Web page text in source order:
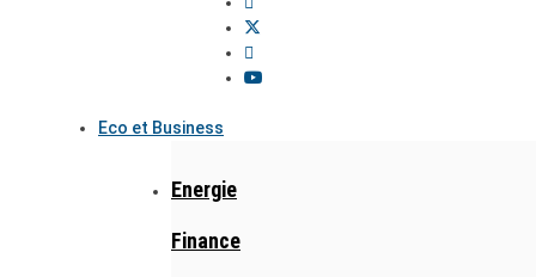
Eco et Business
Energie
Finance